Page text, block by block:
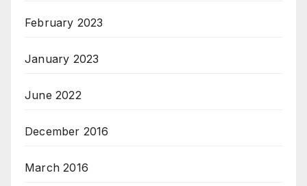
February 2023
January 2023
June 2022
December 2016
March 2016